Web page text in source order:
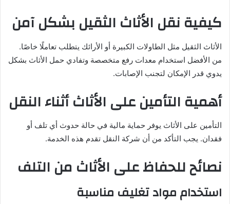
كيفية نقل الأثاث الثقيل بشكل آمن
الأثاث الثقيل مثل الطاولات الكبيرة أو الأرائك يتطلب تعاملًا خاصًا.
من الأفضل استخدام معدات رفع متخصصة وتفادي حمل الأثاث بشكل
يدوي قدر الإمكان لتجنب الإصابات.
أهمية التأمين على الأثاث أثناء النقل
التأمين على الأثاث يوفر حماية مالية في حالة حدوث أي تلف أو
فقدان. يجب التأكد من أن شركة النقل تقدم هذه الخدمة.
نصائح للحفاظ على الأثاث من التلف
استخدام مواد تغليف مناسبة